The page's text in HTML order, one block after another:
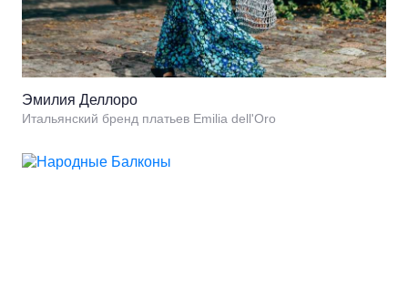
Эмилия Деллоро
Итальянский бренд платьев Emilia dell'Oro